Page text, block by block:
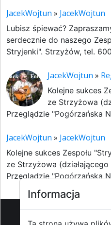
JacekWojtun » JacekWojtun
Lubisz śpiewać?
serdecznie do naszego
Stryjenki". Strzyżów, tel.
JacekWojtun »
Kolejne sukces
ze Strzyżowa
Przeglądzie "Pogórzańska
JacekWojtun » JacekWojtun
Kolejne sukces Zespołu
ze Strzyżowa
Przeglądzie "Pogórzańska
Informacja